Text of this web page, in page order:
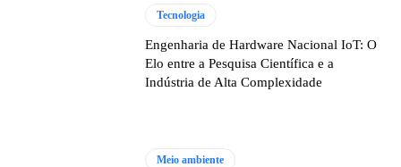
Tecnologia
Engenharia de Hardware Nacional IoT: O
Elo entre a Pesquisa Científica e a
Indústria de Alta Complexidade
Meio ambiente